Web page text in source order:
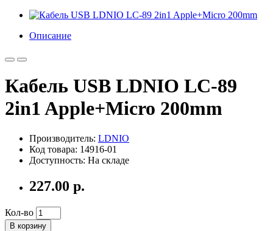
Описание
Кабель USB LDNIO LC-89
2in1 Apple+Micro 200mm
Производитель: LDNIO
Код товара: 14916-01
Доступность: На складе
227.00 р.
Кол-во
В корзину